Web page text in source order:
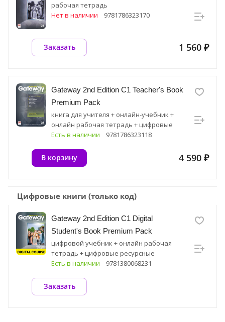
рабочая тетрадь
Нет в наличии
9781786323170
1 560 ₽
Заказать
Gateway 2nd Edition C1 Teacher's Book
Premium Pack
книга для учителя + онлайн-учебник +
онлайн рабочая тетрадь + цифровые
ресурсные материалы
Есть в наличии 9781786323118
4 590 ₽
В корзину
Цифровые книги (только код)
Gateway 2nd Edition C1 Digital
Student's Book Premium Pack
цифровой учебник + онлайн рабочая
тетрадь + цифровые ресурсные
материалы
Есть в наличии 9781380068231
Заказать